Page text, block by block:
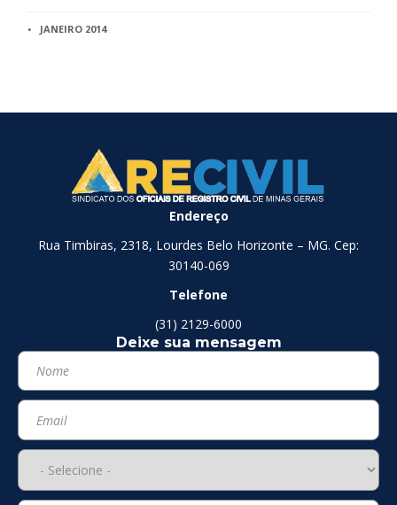
JANEIRO 2014
Endereço
Rua Timbiras, 2318, Lourdes Belo Horizonte – MG. Cep:
30140-069
Telefone
(31) 2129-6000
Deixe sua mensagem